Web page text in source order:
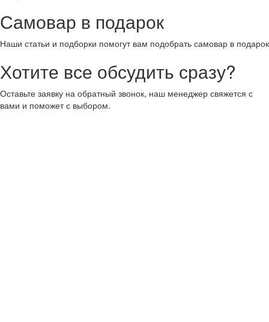
Самовар в подарок
Наши статьи и подборки помогут вам подобрать самовар в подарок
Хотите все обсудить сразу?
Оставьте заявку на обратный звонок, наш менеджер свяжется с
вами и поможет с выбором.